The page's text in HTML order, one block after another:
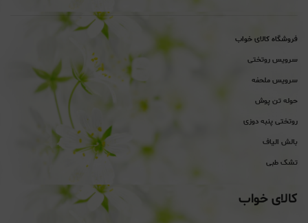
فروشگاه کالای خواب
سرویس روتختی
سرویس ملحفه
حوله تن پوش
روتختی پنبه دوزی
بالش الیاف
تشک طبی
کالای خواب